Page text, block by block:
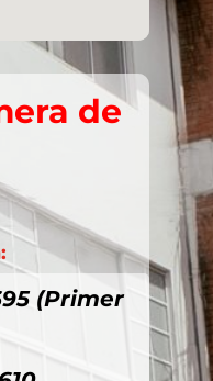
de
(Primer